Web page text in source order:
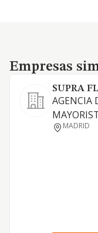
Empresas similares
Empresas
SUPRA
AGENCIA
MADRID